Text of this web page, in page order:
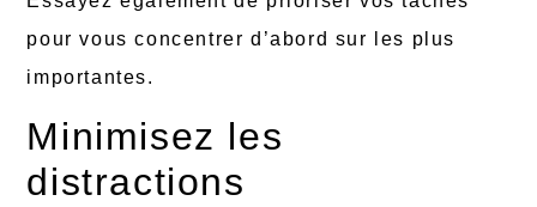
pour vous concentrer d’abord sur les plus
importantes.
Minimisez les
distractions